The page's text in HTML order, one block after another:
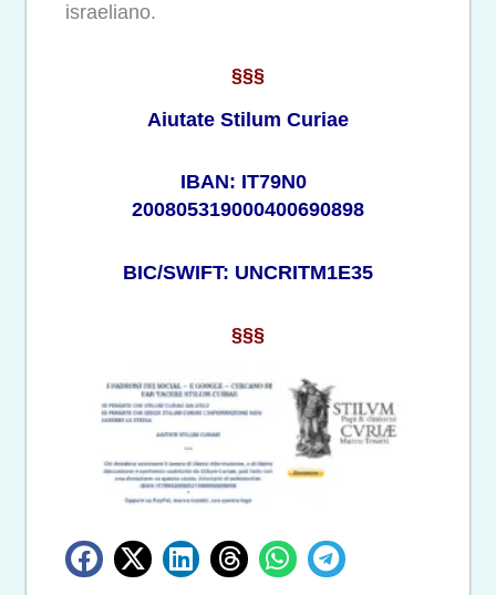
israeliano.
§§§
Aiutate Stilum Curiae
IBAN: IT79N0
200805319000400690898
BIC/SWIFT: UNCRITM1E35
§§§